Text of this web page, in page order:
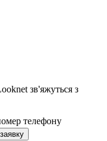
зв'яжуться з
телефону